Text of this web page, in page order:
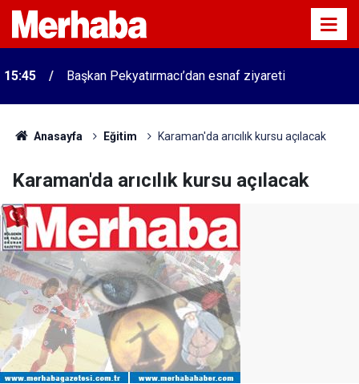
15:45 Başkan Pekyatırmacı’dan esnaf ziyareti
Anasayfa Eğitim Karaman'da arıcılık kursu açılacak
Karaman'da arıcılık kursu açılacak